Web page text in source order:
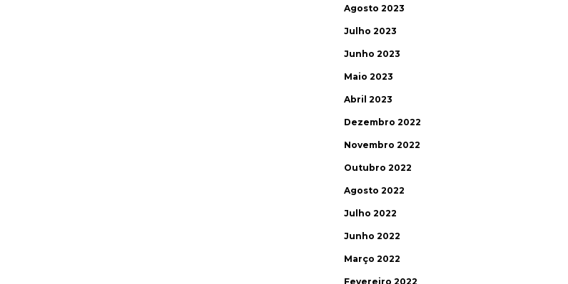
Agosto 2023
Julho 2023
Junho 2023
Maio 2023
Abril 2023
Dezembro 2022
Novembro 2022
Outubro 2022
Agosto 2022
Julho 2022
Junho 2022
Março 2022
Fevereiro 2022